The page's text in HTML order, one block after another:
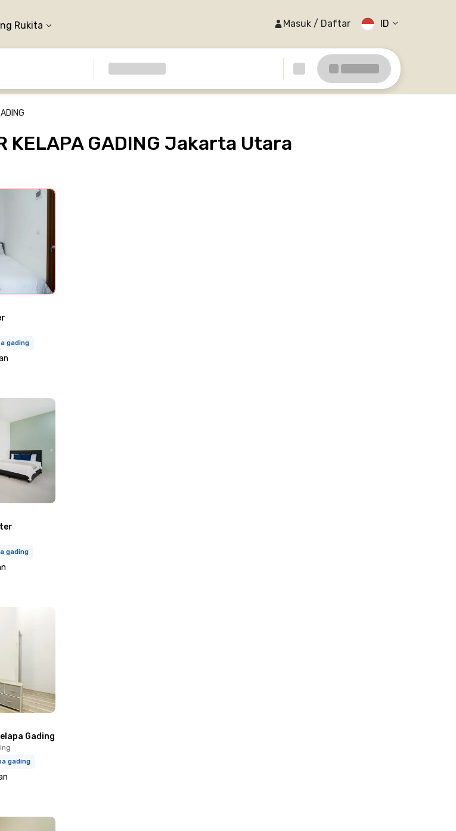
Rukita Masuk / Daftar ID
KELAPA GADING Jakarta Utara
gading
gading
Gading
gading